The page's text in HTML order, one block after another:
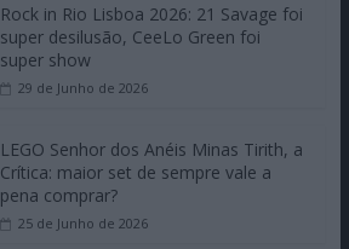
Rock in Rio Lisboa 2026: 21 Savage foi
super desilusão, CeeLo Green foi
super show
29 de Junho de 2026
LEGO Senhor dos Anéis Minas Tirith, a
Crítica: maior set de sempre vale a
pena comprar?
25 de Junho de 2026